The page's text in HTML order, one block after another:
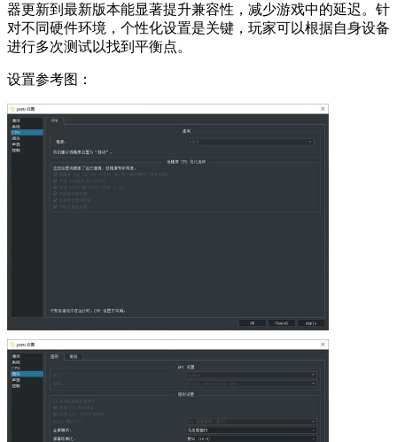
器更新到最新版本能显著提升兼容性，减少游戏中的延迟。针
对不同硬件环境，个性化设置是关键，玩家可以根据自身设备
进行多次测试以找到平衡点。
设置参考图：